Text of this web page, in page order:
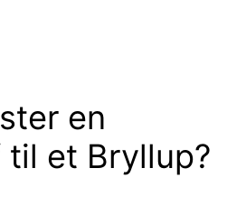
en
til et Bryllup?